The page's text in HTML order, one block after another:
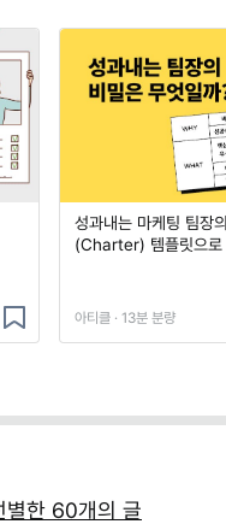
성과내는 마케팅 팀장
(Charter) 템플릿으로
아티클 · 13분 분량
한 60개의 글